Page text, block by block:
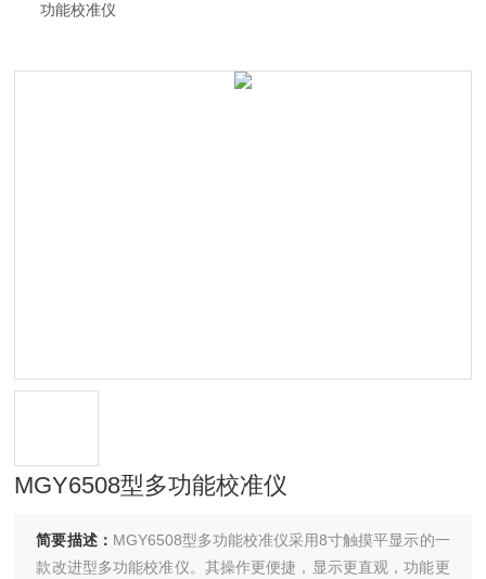
功能校准仪
MGY6508型多功能校准仪
简要描述： MGY6508型多功能校准仪采用8寸触摸平显示的一
款改进型多功能校准仪。其操作更便捷，显示更直观，功能更